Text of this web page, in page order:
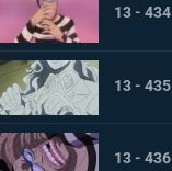
13 - 434
13 - 435
13 - 436